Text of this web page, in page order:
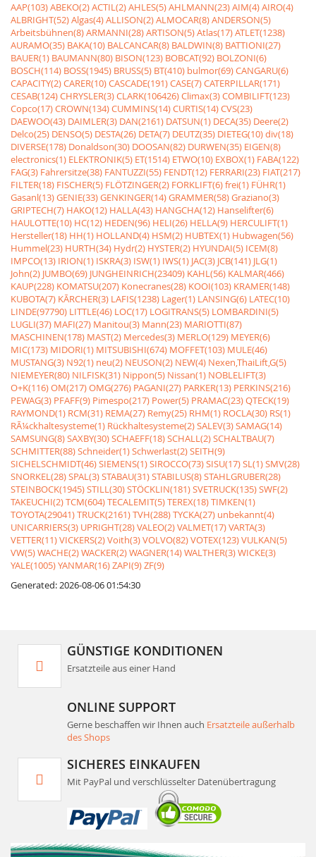
AAP(103)ABEKO(2)ACTIL(2)AHLES(5)AHLMANN(23)AIM(4)AIRO(4)
ALBRIGHT(52)Algas(4)ALLISON(2)ALMOCAR(8)ANDERSON(5)
Arbeitsbühnen(8)ARMANNI(28)ARTISON(5)Atlas(17)ATLET(1238)
AURAMO(35) BAKA(10) BALCANCAR(8) BALDWIN(8) BATTIONI(27)
BAUER(1) BAUMANN(80) BISON(123) BOBCAT(92) BOLZONI(6)
BOSCH(114) BOSS(1945) BRUSS(5) BT(410) bulmor(69)CANGARU(6)
CAPACITY(2)CARER(10)CASCADE(191)CASE(7)CATERPILLAR(171)
CESAB(124)CHRYSLER(3)CLARK(106426)Climax(3)COMBILIFT(123)
Copco(17)CROWN(134)CUMMINS(14)CURTIS(14)CVS(23)
DAEWOO(43) DAIMLER(3) DAN(2161) DATSUN(1) DECA(35) Deere(2)
Delco(25) DENSO(5) DESTA(26) DETA(7) DEUTZ(35) DIETEG(10)div(18)
DIVERSE(178) Donaldson(30) DOOSAN(82) DURWEN(35) EIGEN(8)
electronics(1) ELEKTRONIK(5) ET(1514) ETWO(10) EXBOX(1) FABA(122)
FAG(3) Fahrersitze(38) FANTUZZI(55) FENDT(12) FERRARI(23) FIAT(217)
FILTER(18) FISCHER(5) FLÖTZINGER(2) FORKLIFT(6)frei(1) FÜHR(1)
Gasanl(13)GENIE(33)GENKINGER(14)GRAMMER(58)Graziano(3)
GRIPTECH(7) HAKO(12) HALLA(43) HANGCHA(12) Hanselifter(6)
HAULOTTE(10) HC(12) HEDEN(96) HELI(26) HELLA(9) HERCULIFT(1)
Hersteller(18) HH(1) HOLLAND(4) HSM(2) HUBTEX(1) Hubwagen(56)
Hummel(23) HURTH(34) Hydr(2) HYSTER(2) HYUNDAI(5) ICEM(8)
IMPCO(13) IRION(1) ISKRA(3) ISW(1) IWS(1) JAC(3) JCB(141) JLG(1)
John(2) JUMBO(69) JUNGHEINRICH(23409) KAHL(56) KALMAR(466)
KAUP(228) KOMATSU(207) Konecranes(28) KOOI(103) KRAMER(148)
KUBOTA(7) KÃRCHER(3) LAFIS(1238) Lager(1) LANSING(6) LATEC(10)
LINDE(97790) LITTLE(46) LOC(17) LOGITRANS(5) LOMBARDINI(5)
LUGLI(37) MAFI(27) Manitou(3) Mann(23) MARIOTTI(87)
MASCHINEN(178) MAST(2) Mercedes(3) MERLO(129) MEYER(6)
MIC(173) MIDORI(1) MITSUBISHI(674) MOFFET(103) MULE(46)
MUSTANG(3) N92(1) neu(2) NEUSON(2) NEW(4) Nexen,ThaiLift,G(5)
NIEMEYER(80) NILFISK(31) Nippon(5) Nissan(1) NOBLELIFT(3)
O+K(116)OM(217)OMG(276) PAGANI(27) PARKER(13) PERKINS(216)
PEWAG(3) PFAFF(9) Pimespo(217) Power(5) PRAMAC(23)QTECK(19)
RAYMOND(1) RCM(31) REMA(27) Remy(25) RHM(1) ROCLA(30) RS(1)
RÃ¼ckhaltesysteme(1) Rückhaltesysteme(2)SALEV(3)SAMAG(14)
SAMSUNG(8)SAXBY(30)SCHAEFF(18)SCHALL(2)SCHALTBAU(7)
SCHMITTER(88)Schneider(1)Schwerlast(2)SEITH(9)
SICHELSCHMIDT(46)SIEMENS(1)SIROCCO(73)SISU(17)SL(1)SMV(28)
SNORKEL(28)SPAL(3)STABAU(31)STABILUS(8)STAHLGRUBER(28)
STEINBOCK(1945)STILL(30)STÖCKLIN(181)SVETRUCK(135)SWF(2)
TAKEUCHI(2)TCM(604)TECALEMIT(5)TEREX(18)TIMKEN(1)
TOYOTA(29041)TRUCK(2161)TVH(288)TYCKA(27) unbekannt(4)
UNICARRIERS(3) UPRIGHT(28)VALEO(2)VALMET(17)VARTA(3)
VETTER(11)VICKERS(2)Voith(3)VOLVO(82)VOTEX(123)VULKAN(5)
VW(5)WACHE(2)WACKER(2)WAGNER(14)WALTHER(3)WICKE(3)
YALE(1005)YANMAR(16)ZAPI(9)ZF(9)
Generated: 2026-08-06 01:54:30
GÜNSTIGE KONDITIONEN
Ersatzteile aus einer Hand
ONLINE SUPPORT
Gerne beschaffen wir Ihnen auch Ersatzteile außerhalb
des Shops
SICHERES EINKAUFEN
Mit PayPal und verschlüsselter Datenübertragung